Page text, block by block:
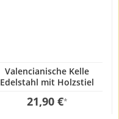
Valencianische Kelle
Edelstahl mit Holzstiel
21,90 €*